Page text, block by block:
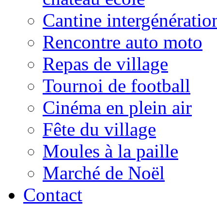
Cantine
Rencontre auto moto
Repas de village
Tournoi de football
Cinéma en plein air
Fête du village
Moules à la paille
Marché de Noël
Contact